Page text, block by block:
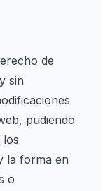
de
sin
pudiendo
los
la forma en
o